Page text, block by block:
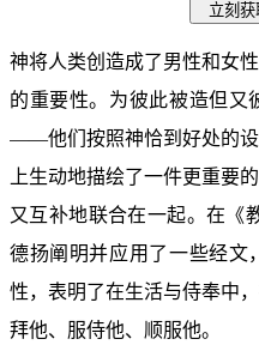
神将人类创造成了男性和女
的重要性。为彼此被造但又
——他们按照神恰到好处的设
上生动地描绘了一件更重要
又互补地联合在一起。在《
德扬阐明并应用了一些经文
性，表明了在生活与侍奉中
拜他、服侍他、顺服他。